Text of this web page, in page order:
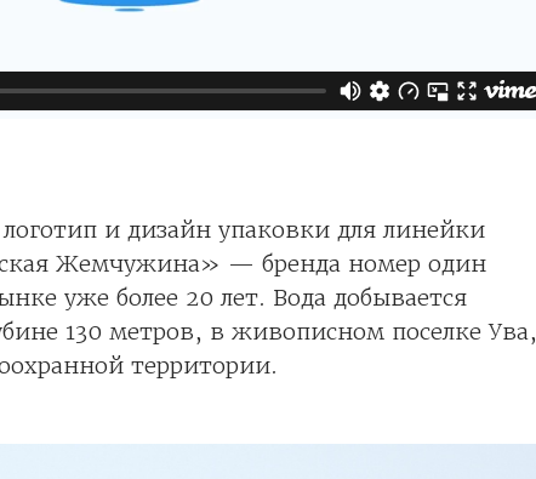
и дизайн упаковки для линейки
Жемчужина» — бренда номер один
уже более 20 лет. Вода добывается
130 метров, в живописном поселке Ува,
территории.